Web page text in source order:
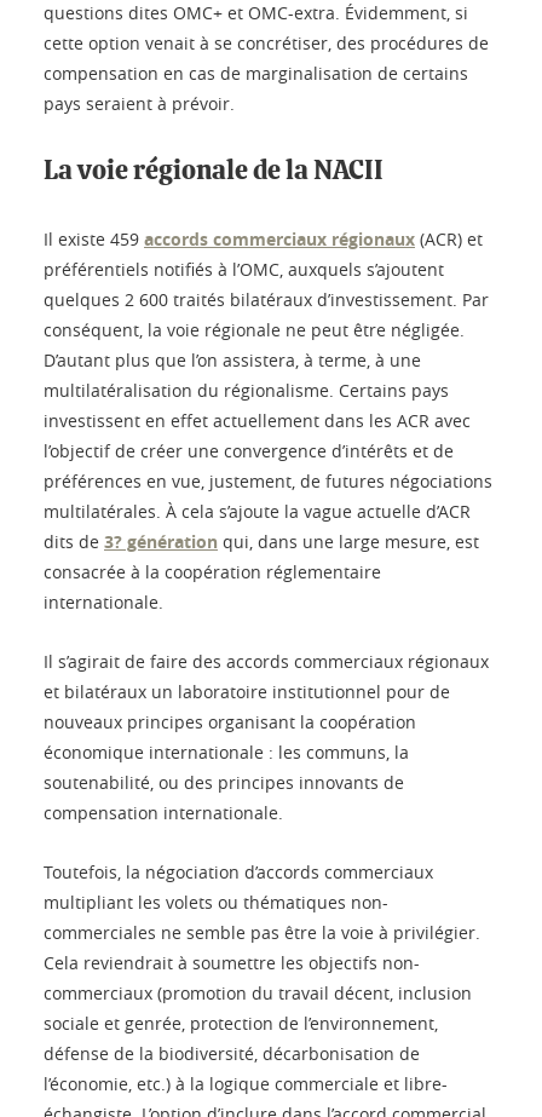
questions dites OMC+ et OMC-extra. Évidemment, si
cette option venait à se concrétiser, des procédures de
compensation en cas de marginalisation de certains
pays seraient à prévoir.
La voie régionale de la NACII
Il existe 459 accords commerciaux régionaux (ACR) et
préférentiels notifiés à l’OMC, auxquels s’ajoutent
quelques 2 600 traités bilatéraux d’investissement. Par
conséquent, la voie régionale ne peut être négligée.
D’autant plus que l’on assistera, à terme, à une
multilatéralisation du régionalisme. Certains pays
investissent en effet actuellement dans les ACR avec
l’objectif de créer une convergence d’intérêts et de
préférences en vue, justement, de futures négociations
multilatérales. À cela s’ajoute la vague actuelle d’ACR
dits de 3? génération qui, dans une large mesure, est
consacrée à la coopération réglementaire
internationale.
Il s’agirait de faire des accords commerciaux régionaux
et bilatéraux un laboratoire institutionnel pour de
nouveaux principes organisant la coopération
économique internationale : les communs, la
soutenabilité, ou des principes innovants de
compensation internationale.
Toutefois, la négociation d’accords commerciaux
multipliant les volets ou thématiques non-
commerciales ne semble pas être la voie à privilégier.
Cela reviendrait à soumettre les objectifs non-
commerciaux (promotion du travail décent, inclusion
sociale et genrée, protection de l’environnement,
défense de la biodiversité, décarbonisation de
l’économie, etc.) à la logique commerciale et libre-